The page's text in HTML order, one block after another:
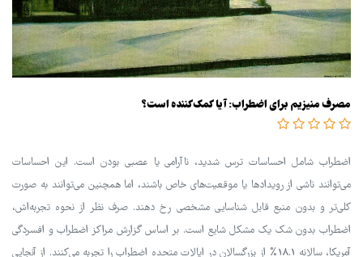
مصرف منیزیم برای اضطراب: آیا کمک‌کننده است؟
اضطراب شامل احساسات ترس شدید، ناآرامی یا عصبی بودن است. این احساسات
می‌توانند ناشی از رویدادها یا موقعیت‌های خاص باشند، اما همچنین می‌توانند به صورت
کلی‌تر و بدون منبع قابل شناسایی مشخصی رخ دهند. صرف نظر از نحوه تجربه‌اش،
اضطراب بدون شک یک مشکل شایع است. بر اساس گزارش مراکز اضطراب و افسردگی
آمریکا، سالانه 18.1% از بزرگسالان در ایالات متحده اضطراب را تجربه می‌کنند. از آنجایی